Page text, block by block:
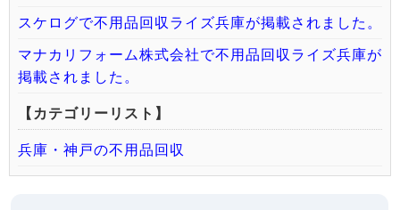
スケログで不用品回収ライズ兵庫が掲載されました。
マナカリフォーム株式会社で不用品回収ライズ兵庫が
掲載されました。
【カテゴリーリスト】
兵庫・神戸の不用品回収